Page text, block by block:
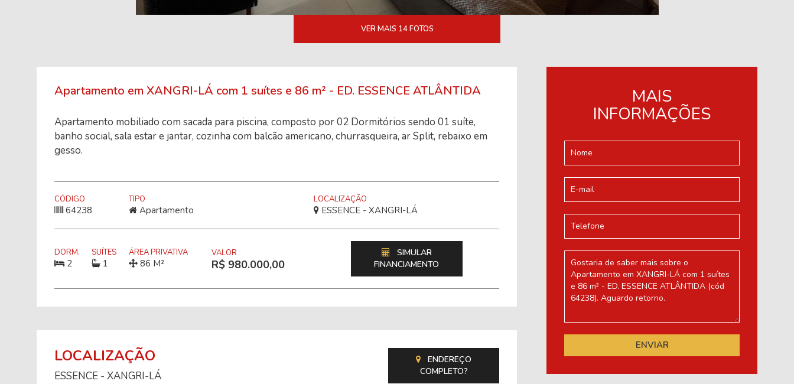
VER MAIS 14 FOTOS
Apartamento em XANGRI-LÁ com 1 suítes e 86 m² - ED. ESSENCE ATLÂNTIDA
Apartamento mobiliado com sacada para piscina, composto por 02 Dormitórios sendo 01 suíte,
banho social, sala estar e jantar, cozinha com balcão americano, churrasqueira, ar Split, rebaixo em
gesso.
CÓDIGO
64238
TIPO
Apartamento
LOCALIZAÇÃO
ESSENCE - XANGRI-LÁ
DORM.
2
SUÍTES
1
ÁREA PRIVATIVA
86 M²
VALOR
R$ 980.000,00
SIMULAR
FINANCIAMENTO
LOCALIZAÇÃO
ESSENCE - XANGRI-LÁ
ENDEREÇO
COMPLETO?
MAIS
INFORMAÇÕES